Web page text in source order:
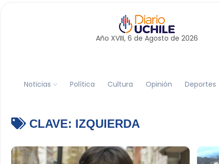
Año XVIII, 6 de Agosto de 2026
Noticias Política Cultura Opinión Deportes
CLAVE: IZQUIERDA